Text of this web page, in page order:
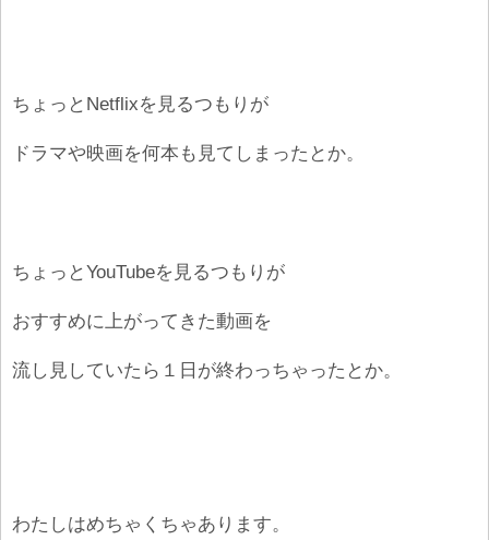
ちょっとNetflixを見るつもりが
ドラマや映画を何本も見てしまったとか。
ちょっとYouTubeを見るつもりが
おすすめに上がってきた動画を
流し見していたら１日が終わっちゃったとか。
わたしはめちゃくちゃあります。